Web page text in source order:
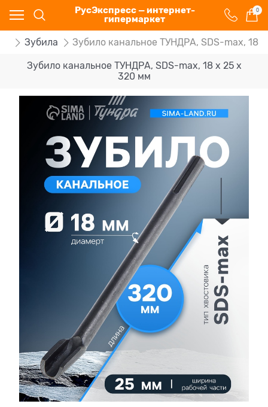
РусЭкспресс — интернет-
гипермаркет
0
Зубила Зубило канальное ТУНДРА, SDS-max, 18
Зубило канальное ТУНДРА, SDS-max, 18 х 25 x
320 мм